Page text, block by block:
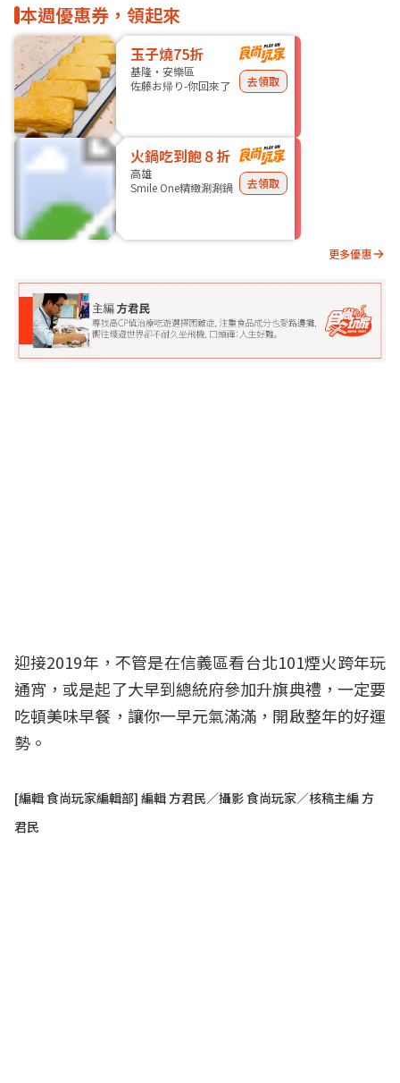
本週優惠券，領起來
玉子燒75折
基隆・安樂區
佐藤お帰り-你回來了
去領取
火鍋吃到飽８折
高雄
Smile One精緻涮涮鍋
去領取
更多優惠
迎接2019年，不管是在信義區看台北101煙火跨年玩
通宵，或是起了大早到總統府參加升旗典禮，一定要
吃頓美味早餐，讓你一早元氣滿滿，開啟整年的好運
勢。
[編輯 食尚玩家編輯部] 編輯 方君民／攝影 食尚玩家／核稿主編 方
君民